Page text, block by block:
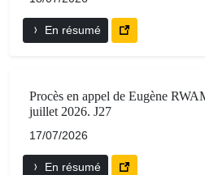
En résumé
Procès en appel de Eugène
juillet 2026. J27
17/07/2026
En résumé